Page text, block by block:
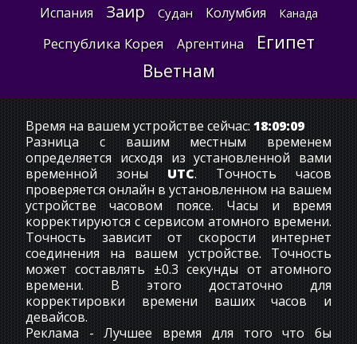
Испания Заир Судан Колумбия Канада
Республика Корея Аргентина Египет
Вьетнам
Время на вашем устройстве сейчас:18:09:09
Разница с вашим местным временем
определяется исходя из установленной вами
временной зоны UTC. Точность часов
проверяется онлайн в установленном на вашем
устройстве часовом поясе. Часы и время
корректируются с сервисом атомного времени.
Точность зависит от скорости интернет
соединения на вашем устройстве. Точность
может составлять ±0.3 секунды от атомного
времени. В этого достаточно для
корректировки времени ваших часов и
девайсов.
Реклама - Лучшее время для того что бы